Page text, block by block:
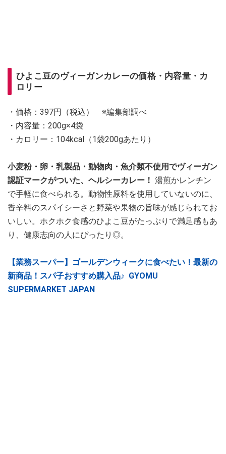
ひよこ豆のヴィーガンカレーの価格・内容量・カ
ロリー
・価格：397円（税込） ※編集部調べ
・内容量：200g×4袋
・カロリー：104kcal（1袋200gあたり）
小麦粉・卵・乳製品・動物肉・魚介類不使用でヴィーガン
認証マークがついた、ヘルシーカレー！ 湯煎かレンチン
で手軽に食べられる。動物性原料を使用していないのに、
香辛料のスパイシーさと野菜や果物の旨味が感じられてお
いしい。ホクホク食感のひよこ豆がたっぷりで満足感もあ
り、健康志向の人にぴったり◎。
【業務スーパー】ゴールデンウィークに食べたい！最新の
新商品！スパ子おすすめ購入品♪ GYOMU
SUPERMARKET JAPAN